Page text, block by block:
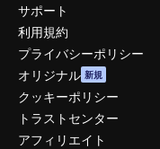
サポート
利用規約
プライバシーポリシー
オリジナル 新規
クッキーポリシー
トラストセンター
アフィリエイト